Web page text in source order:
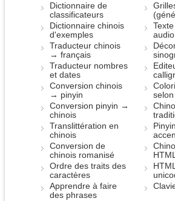
Dictionnaire de
classificateurs
Dictionnaire chinois
d'exemples
Traducteur chinois
→ français
Traducteur nombres
et dates
Conversion chinois
→ pinyin
Conversion pinyin →
chinois
Translittération en
chinois
Conversion de
chinois romanisé
Ordre des traits des
caractères
Apprendre à faire
des phrases